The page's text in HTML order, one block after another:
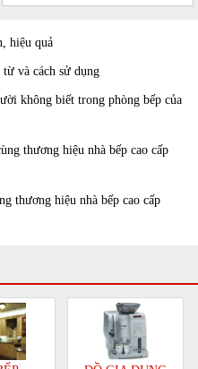
hiệu quả
và cách sử dụng
không biết trong phòng bếp của
thương hiệu nhà bếp cao cấp
thương hiệu nhà bếp cao cấp